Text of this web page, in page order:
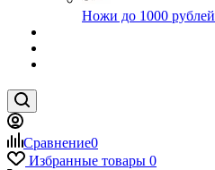
Ножи до 1000 рублей
Сравнение0
Избранные товары 0